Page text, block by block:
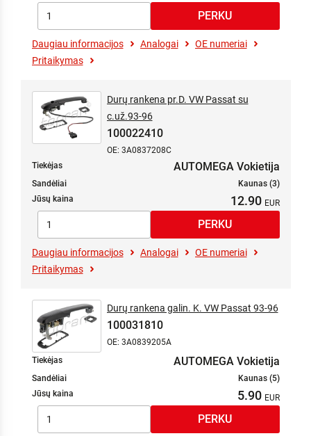
Daugiau informacijos Analogai
OE numeriai
Pritaikymas
Durų rankena pr.D. VW Passat su
c.už.93-96
100022410
OE: 3A0837208C
Tiekėjas
AUTOMEGA Vokietija
Sandėliai
Kaunas (3)
Jūsų kaina
12.90
Daugiau informacijos Analogai
OE numeriai
Pritaikymas
Durų rankena galin. K. VW Passat 93-96
100031810
OE: 3A0839205A
Tiekėjas
AUTOMEGA Vokietija
Sandėliai
Kaunas (5)
Jūsų kaina
5.90